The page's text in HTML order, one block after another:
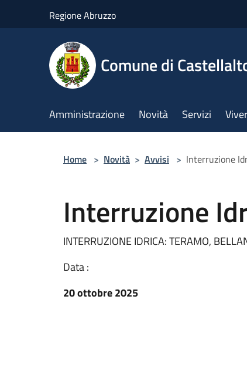
Regione Abruzzo
Comune di
Amministrazione Novità Servizi
Home > Novità > Avvisi > Interruzione
Interruzione
INTERRUZIONE IDRICA: TERAMO,
Data :
20 ottobre 2025